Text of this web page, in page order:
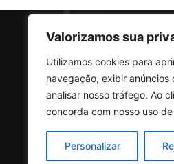
Valorizamos sua
Utilizamos cookies para
navegação, exibir
analisar nosso tráfego. Ao
concorda com nosso uso
Personalizar